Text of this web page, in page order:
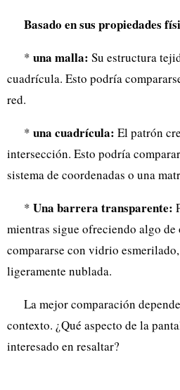
Basado en sus propiedades
* una malla: Su estructura
cuadrícula. Esto podría
red.
* una cuadrícula: El patrón
intersección. Esto podría
sistema de coordenadas o una
* Una barrera transparente:
mientras sigue ofreciendo algo
compararse con vidrio
ligeramente nublada.
La mejor comparación
contexto. ¿Qué aspecto de la
interesado en resaltar?